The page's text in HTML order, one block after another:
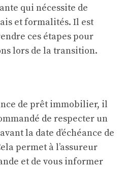
qui nécessite de
et formalités. Il est
ces étapes pour
lors de la transition.
de prêt immobilier, il
de respecter un
avant la date d’échéance de
permet à l’assureur
et de vous informer